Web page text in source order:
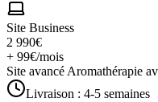
Site Business
2 990€
+ 99€/mois
Site avancé Aromathérapie
Livraison : 4-5 semaines